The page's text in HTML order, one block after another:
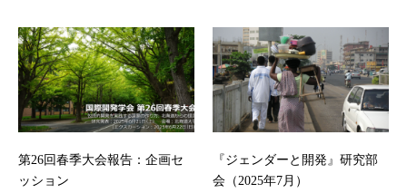
第26回春季大会報告：企画セ
ッション
『ジェンダーと開発』研究部
会（2025年7月）